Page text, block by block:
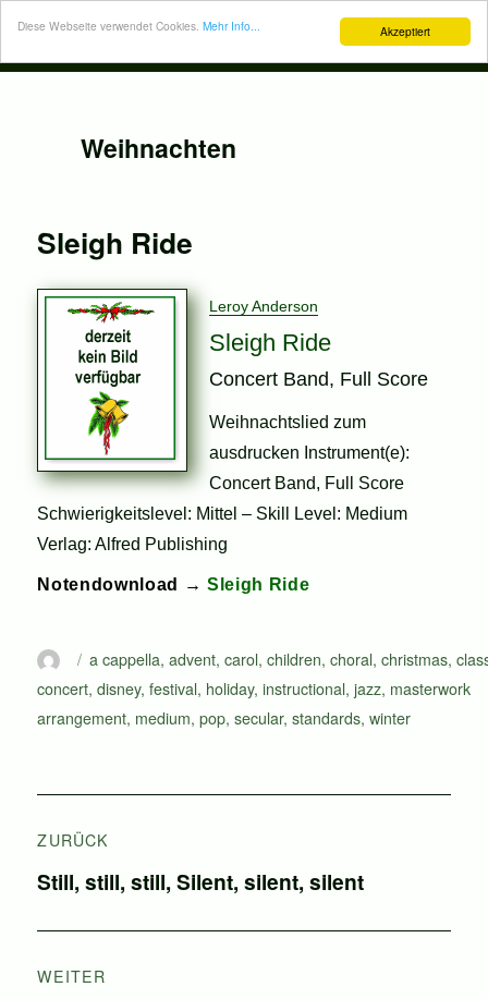
Akzeptiert
Diese Webseite verwendet Cookies. Mehr Info...
Weihnachten
Sleigh Ride
Leroy Anderson
Sleigh Ride
Concert Band, Full Score
Weihnachtslied zum
ausdrucken Instrument(e):
Concert Band, Full Score
Schwierigkeitslevel: Mittel – Skill Level: Medium
Verlag: Alfred Publishing
Notendownload →Sleigh Ride
Autor
Schlagwörter
a cappella,advent,carol,children,choral,christmas,
concert,disney,festival, holiday,instructional,jazz, masterwork
arrangement, medium,pop,secular,standards,winter
ZURÜCK
Vorheriger
Still, still, still, Silent, silent, silent
WEITER